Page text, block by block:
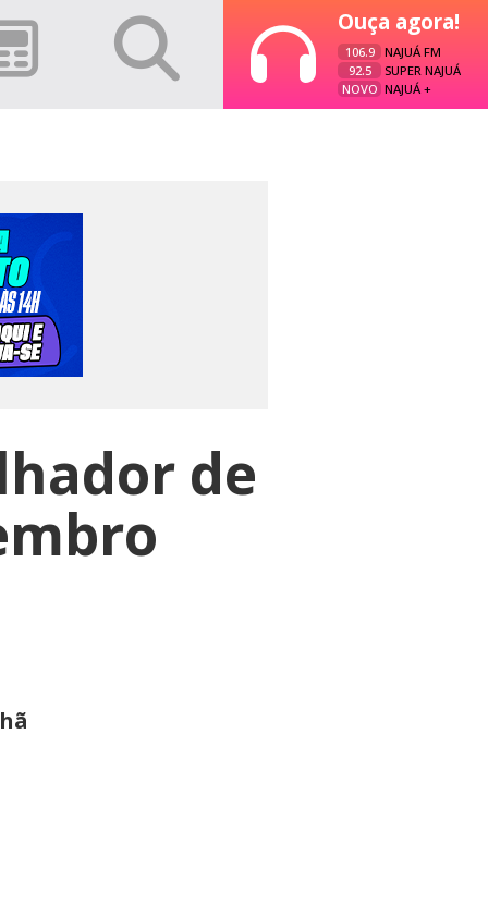
Ouça agora!
106.9
NAJUÁ FM
92.5
SUPER NAJUÁ
NOVO NAJUÁ +
de